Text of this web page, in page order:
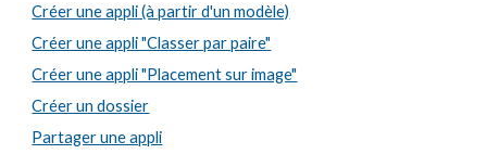
Créer une appli (à partir d'un modèle)
Créer une appli "Classer par paire"
Créer une appli "Placement sur image"
Créer un dossier
Partager une appli